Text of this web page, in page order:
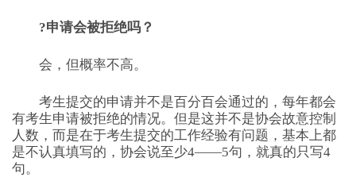
?申请会被拒绝吗？
会，但概率不高。
考生提交的申请并不是百分百会通过的，每年都会
有考生申请被拒绝的情况。但是这并不是协会故意控制
人数，而是在于考生提交的工作经验有问题，基本上都
是不认真填写的，协会说至少4——5句，就真的只写4
句。